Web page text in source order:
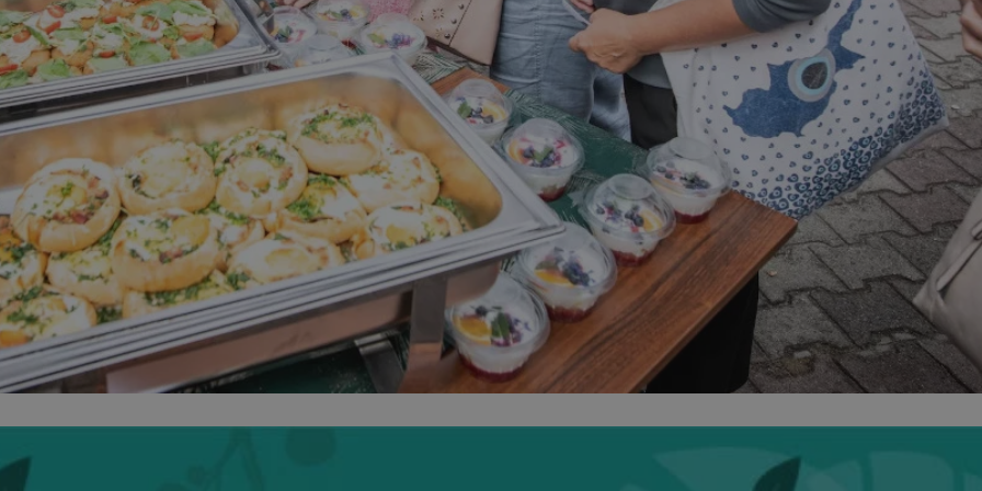
swiony.pl 1 rok
Ten plik cookie przechowuje identyfikator sesji.
swiony.pl 1 rok
Ten plik cookie przechowuje identyfikator sesji.
swiony.pl 1 rok
Ten plik cookie przechowuje identyfikator sesji.
CookieScript
Ten plik cookie jest używany przez usługę Cookie-
Script.com do zapamiętywania preferencji dotyczących
zgody użytkownika na pliki cookie. Jest to konieczne,
aby baner cookie Cookie-Script.com działał poprawnie.
YouTube
.youtube.com
5 miesięcy 4
tygodnie
Ten plik cookie przechowuje informacje o zgodzie
użytkownika oraz jego preferencjach dotyczących
prywatności podczas korzystania z witryny. Rejestruje
wybory dotyczące polityki prywatności i ustawień
zgody, zapewniając ich przestrzeganie w kolejnych
wizytach. Dzięki temu użytkownik nie musi ponownie
konfigurować swoich preferencji, co zwiększa wygodę i
zgodność z regulacjami ochrony danych.
Provider/
Okres
Opis
Inc.
reklama.silnet.pl
1 rok
Powiązany z platformą reklamową banerów OpenX dla
Provider/Domena Okres przechowywania
.youtube.com 5 miesięcy 4 tygodnie
Polityce prywatności Google